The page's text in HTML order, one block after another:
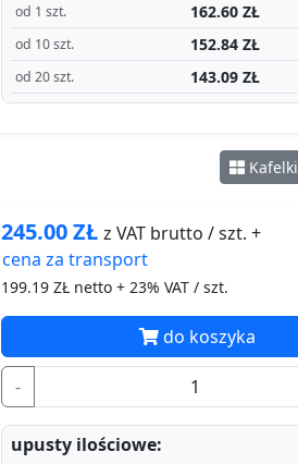
od 1 szt. 162.60 ZŁ
od 10 szt. 152.84 ZŁ
od 20 szt. 143.09 ZŁ
Kafelki
245.00ZŁ z VAT brutto / szt. +
cena za transport
199.19ZŁ netto + 23% VAT / szt.
-
do koszyka
upusty ilościowe: